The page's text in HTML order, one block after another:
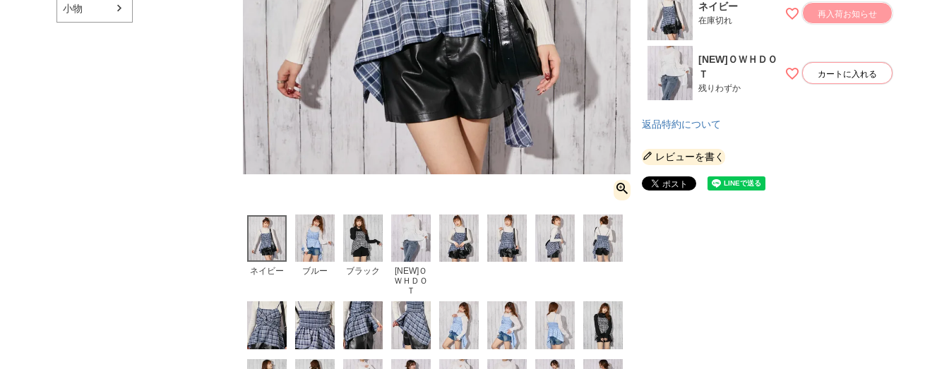
小物
ネイビー ブルー ブラック
[NEW]Ｏ
ＷＨＤＯ
Ｔ
ネイビー
在庫切れ
再入荷お知らせ
[NEW]ＯＷＨＤＯ
Ｔ
残りわずか
カートに入れる
返品特約について
レビューを書く